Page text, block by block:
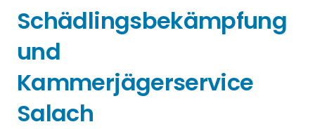
Schädlingsbekämpfung
und
Kammerjägerservice
Salach